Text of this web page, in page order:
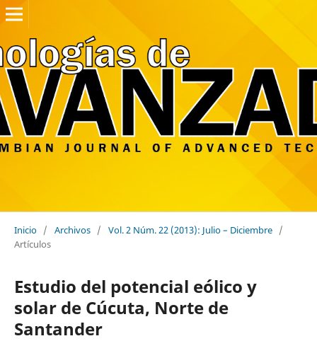
Inicio / Archivos / Vol. 2 Núm. 22 (2013): Julio – Diciembre /
Artículos
Estudio del potencial eólico y
solar de Cúcuta, Norte de
Santander